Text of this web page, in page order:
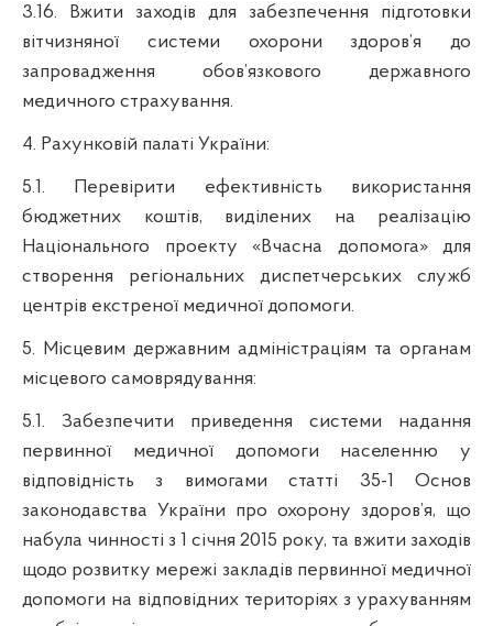
3.16. Вжити заходів для забезпечення підготовки
вітчизняної системи охорони здоров’я до
запровадження обов’язкового державного
медичного страхування.
4. Рахунковій палаті України:
5.1. Перевірити ефективність використання
бюджетних коштів, виділених на реалізацію
Національного проекту «Вчасна допомога» для
створення регіональних диспетчерських служб
центрів екстреної медичної допомоги.
5. Місцевим державним адміністраціям та органам
місцевого самоврядування:
5.1. Забезпечити приведення системи надання
первинної медичної допомоги населенню у
відповідність з вимогами статті 35-1 Основ
законодавства України про охорону здоров’я, що
набула чинності з 1 січня 2015 року, та вжити заходів
щодо розвитку мережі закладів первинної медичної
допомоги на відповідних територіях з урахуванням